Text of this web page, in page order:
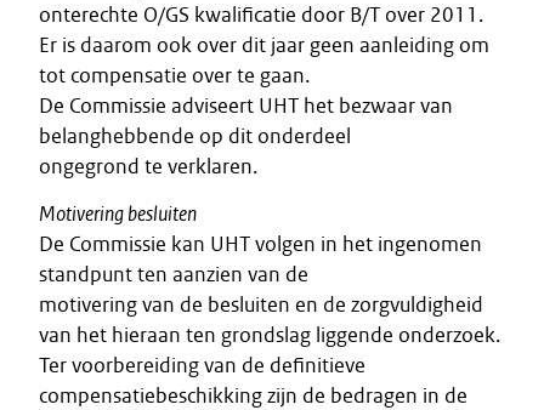
onterechte O/GS kwalificatie door B/T over 2011.
Er is daarom ook over dit jaar geen aanleiding om
tot compensatie over te gaan.
De Commissie adviseert UHT het bezwaar van
belanghebbende op dit onderdeel
ongegrond te verklaren.
Motivering besluiten
De Commissie kan UHT volgen in het ingenomen
standpunt ten aanzien van de
motivering van de besluiten en de zorgvuldigheid
van het hieraan ten grondslag liggende onderzoek.
Ter voorbereiding van de definitieve
compensatiebeschikking zijn de bedragen in de